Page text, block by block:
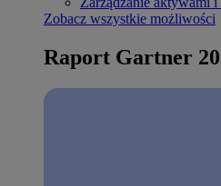
Zobacz wszystkie możliwości
Raport Gartner